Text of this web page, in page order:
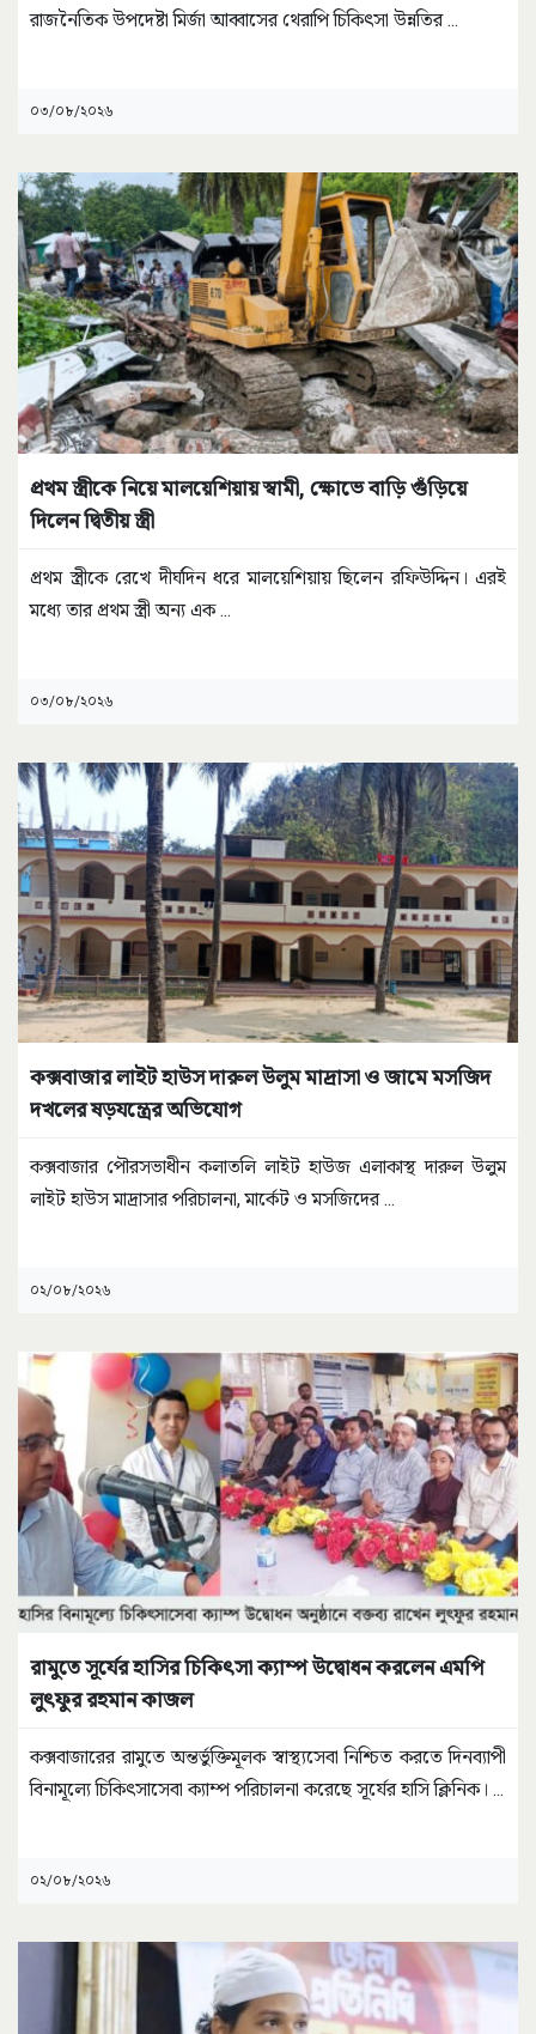
রাজনৈতিক উপদেষ্টা মির্জা আব্বাসের থেরাপি চিকিৎসা উন্নতির...
০৩/০৮/২০২৬
প্রথম স্ত্রীকে নিয়ে মালয়েশিয়ায় স্বামী, ক্ষোভে বাড়ি গুঁড়িয়ে
দিলেন দ্বিতীয় স্ত্রী
প্রথম স্ত্রীকে রেখে দীর্ঘদিন ধরে মালয়েশিয়ায় ছিলেন রফিউদ্দিন। এরই
মধ্যে তার প্রথম স্ত্রী অন্য এক ...
০৩/০৮/২০২৬
কক্সবাজার লাইট হাউস দারুল উলুম মাদ্রাসা ও জামে মসজিদ
দখলের ষড়যন্ত্রের অভিযোগ
কক্সবাজার পৌরসভাধীন কলাতলি লাইট হাউজ এলাকাস্থ দারুল উলুম
লাইট হাউস মাদ্রাসার পরিচালনা, মার্কেট ও মসজিদের...
০২/০৮/২০২৬
রামুতে সূর্যের হাসির চিকিৎসা ক্যাম্প উদ্বোধন করলেন এমপি
লুৎফুর রহমান কাজল
কক্সবাজারের রামুতে অন্তর্ভুক্তিমূলক স্বাস্থ্যসেবা নিশ্চিত করতে দিনব্যাপী
বিনামূল্যে চিকিৎসাসেবা ক্যাম্প পরিচালনা করেছে সূর্যের হাসি ক্লিনিক। ...
০২/০৮/২০২৬